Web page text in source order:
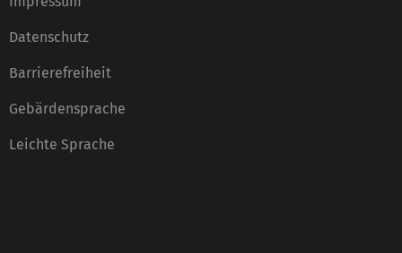
Datenschutz
Barrierefreiheit
Gebärdensprache
Leichte Sprache